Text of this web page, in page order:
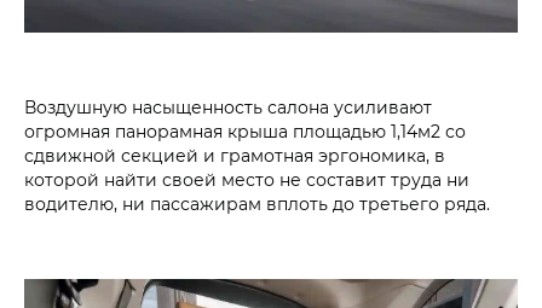
Воздушную насыщенность салона усиливают
огромная панорамная крыша площадью 1,14м2 со
сдвижной секцией и грамотная эргономика, в
которой найти своей место не составит труда ни
водителю, ни пассажирам вплоть до третьего ряда.